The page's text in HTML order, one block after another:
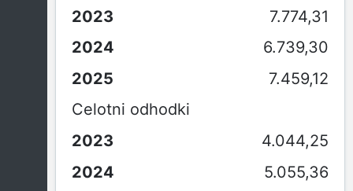
7.774,31
6.739,30
7.459,12
Celotni odhodki
4.044,25
5.055,36